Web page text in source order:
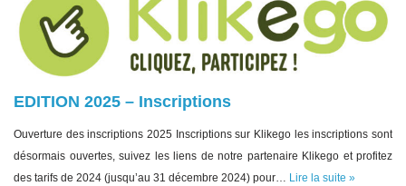
EDITION 2025 – Inscriptions
Ouverture des inscriptions 2025 Inscriptions sur Klikego les inscriptions sont
désormais ouvertes, suivez les liens de notre partenaire Klikego et profitez
des tarifs de 2024 (jusqu’au 31 décembre 2024) pour… Lire la suite »